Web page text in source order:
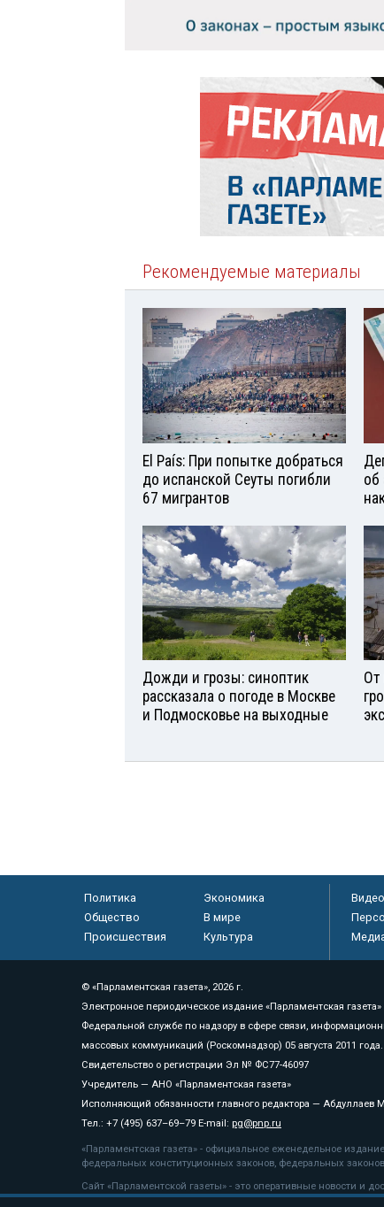
Рекомендуемые материалы
El País: При попытке добраться
до испанской Сеуты погибли
67 мигрантов
об
Дожди и грозы: синоптик
рассказала о погоде в Москве
и Подмосковье на выходные
От
Политика
Экономика
Общество
В мире
Происшествия
Культура
Видео
© «Парламентская газета», 2026 г.
Электронное периодическое издание «Парламентская газета»
Федеральной службе по надзору в сфере связи,
массовых коммуникаций (Роскомнадзор) 05 августа 2011
Свидетельство о регистрации Эл № ФС77-46097
Учредитель — АНО «Парламентская газета»
Исполняющий обязанности главного редактора — Абдуллаев
Тел.: +7 (495) 637–69–79 E-mail: pg@pnp.ru
«Парламентская газета» - официальное еженедельное
федеральных конституционных законов, федеральных
Сайт «Парламентской газеты» - это оперативные новости и
«Парламентской газеты» активная ссылка на pnp.ru